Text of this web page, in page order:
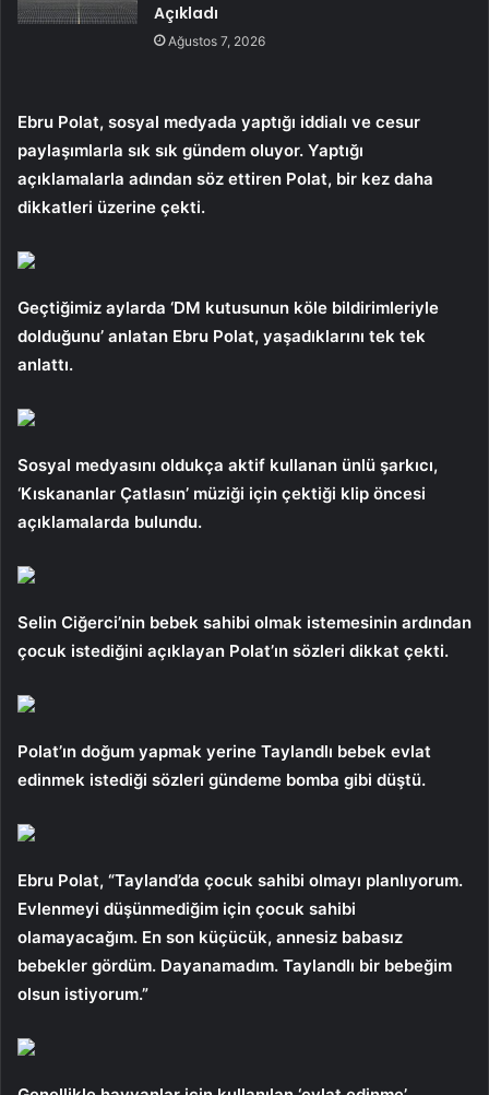
Açıkladı
Ağustos 7, 2026
Ebru Polat, sosyal medyada yaptığı iddialı ve cesur
paylaşımlarla sık sık gündem oluyor. Yaptığı
açıklamalarla adından söz ettiren Polat, bir kez daha
dikkatleri üzerine çekti.
Geçtiğimiz aylarda ‘DM kutusunun köle bildirimleriyle
dolduğunu’ anlatan Ebru Polat, yaşadıklarını tek tek
anlattı.
Sosyal medyasını oldukça aktif kullanan ünlü şarkıcı,
‘Kıskananlar Çatlasın’ müziği için çektiği klip öncesi
açıklamalarda bulundu.
Selin Ciğerci’nin bebek sahibi olmak istemesinin ardından
çocuk istediğini açıklayan Polat’ın sözleri dikkat çekti.
Polat’ın doğum yapmak yerine Taylandlı bebek evlat
edinmek istediği sözleri gündeme bomba gibi düştü.
Ebru Polat, “Tayland’da çocuk sahibi olmayı planlıyorum.
Evlenmeyi düşünmediğim için çocuk sahibi
olamayacağım. En son küçücük, annesiz babasız
bebekler gördüm. Dayanamadım. Taylandlı bir bebeğim
olsun istiyorum.”